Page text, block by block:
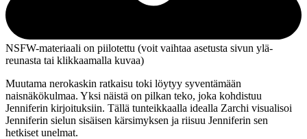
NSFW-materiaali on piilotettu (voit vaihtaa asetusta sivun ylä­
reunasta tai klikkaamalla kuvaa)
Muutama nerokaskin ratkaisu toki löytyy syventämään
naisnäkökulmaa. Yksi näistä on pilkan teko, joka kohdistuu
Jenniferin kirjoituksiin. Tällä tunteikkaalla idealla Zarchi visualisoi
Jenniferin sielun sisäisen kärsimyksen ja riisuu Jenniferin sen
hetkiset unelmat.